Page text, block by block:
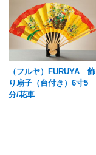
（フルヤ）FURUYA 飾
り扇子（台付き）6寸5
分/花車